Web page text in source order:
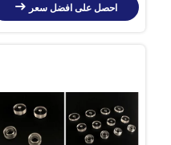
احصل على افضل سعر